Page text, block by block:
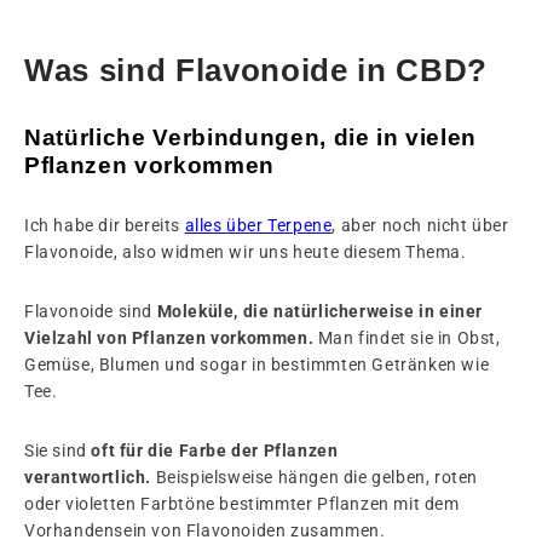
Was sind Flavonoide in CBD?
Natürliche Verbindungen, die in vielen
Pflanzen vorkommen
Ich habe dir bereits alles über Terpene, aber noch nicht über
Flavonoide, also widmen wir uns heute diesem Thema.
Flavonoide sind Moleküle, die natürlicherweise in einer
Vielzahl von Pflanzen vorkommen. Man findet sie in Obst,
Gemüse, Blumen und sogar in bestimmten Getränken wie
Tee.
Sie sind oft für die Farbe der Pflanzen
verantwortlich. Beispielsweise hängen die gelben, roten
oder violetten Farbtöne bestimmter Pflanzen mit dem
Vorhandensein von Flavonoiden zusammen.